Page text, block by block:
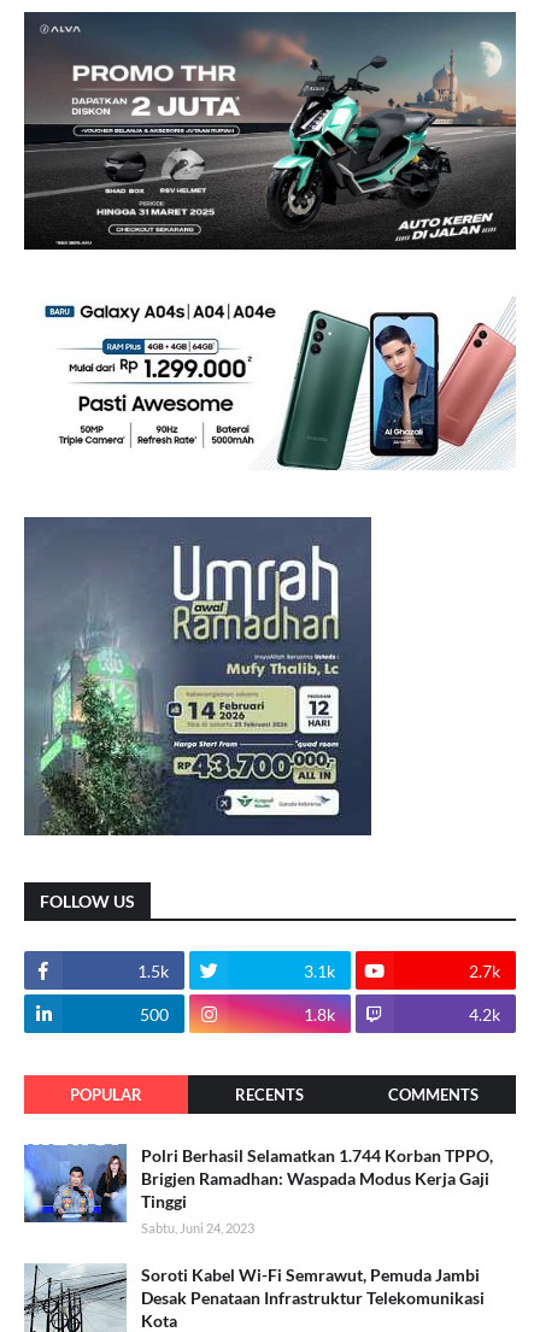
FOLLOW US
1.5k 3.1k 2.7k
500 1.8k 4.2k
POPULAR RECENTS COMMENTS
Polri Berhasil Selamatkan 1.744 Korban TPPO,
Brigjen Ramadhan: Waspada Modus Kerja Gaji
Tinggi
Sabtu, Juni 24, 2023
Soroti Kabel Wi-Fi Semrawut, Pemuda Jambi
Desak Penataan Infrastruktur Telekomunikasi
Kota